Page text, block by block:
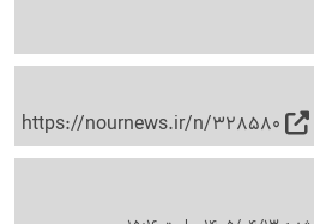
https://nournews.ir/n/328580